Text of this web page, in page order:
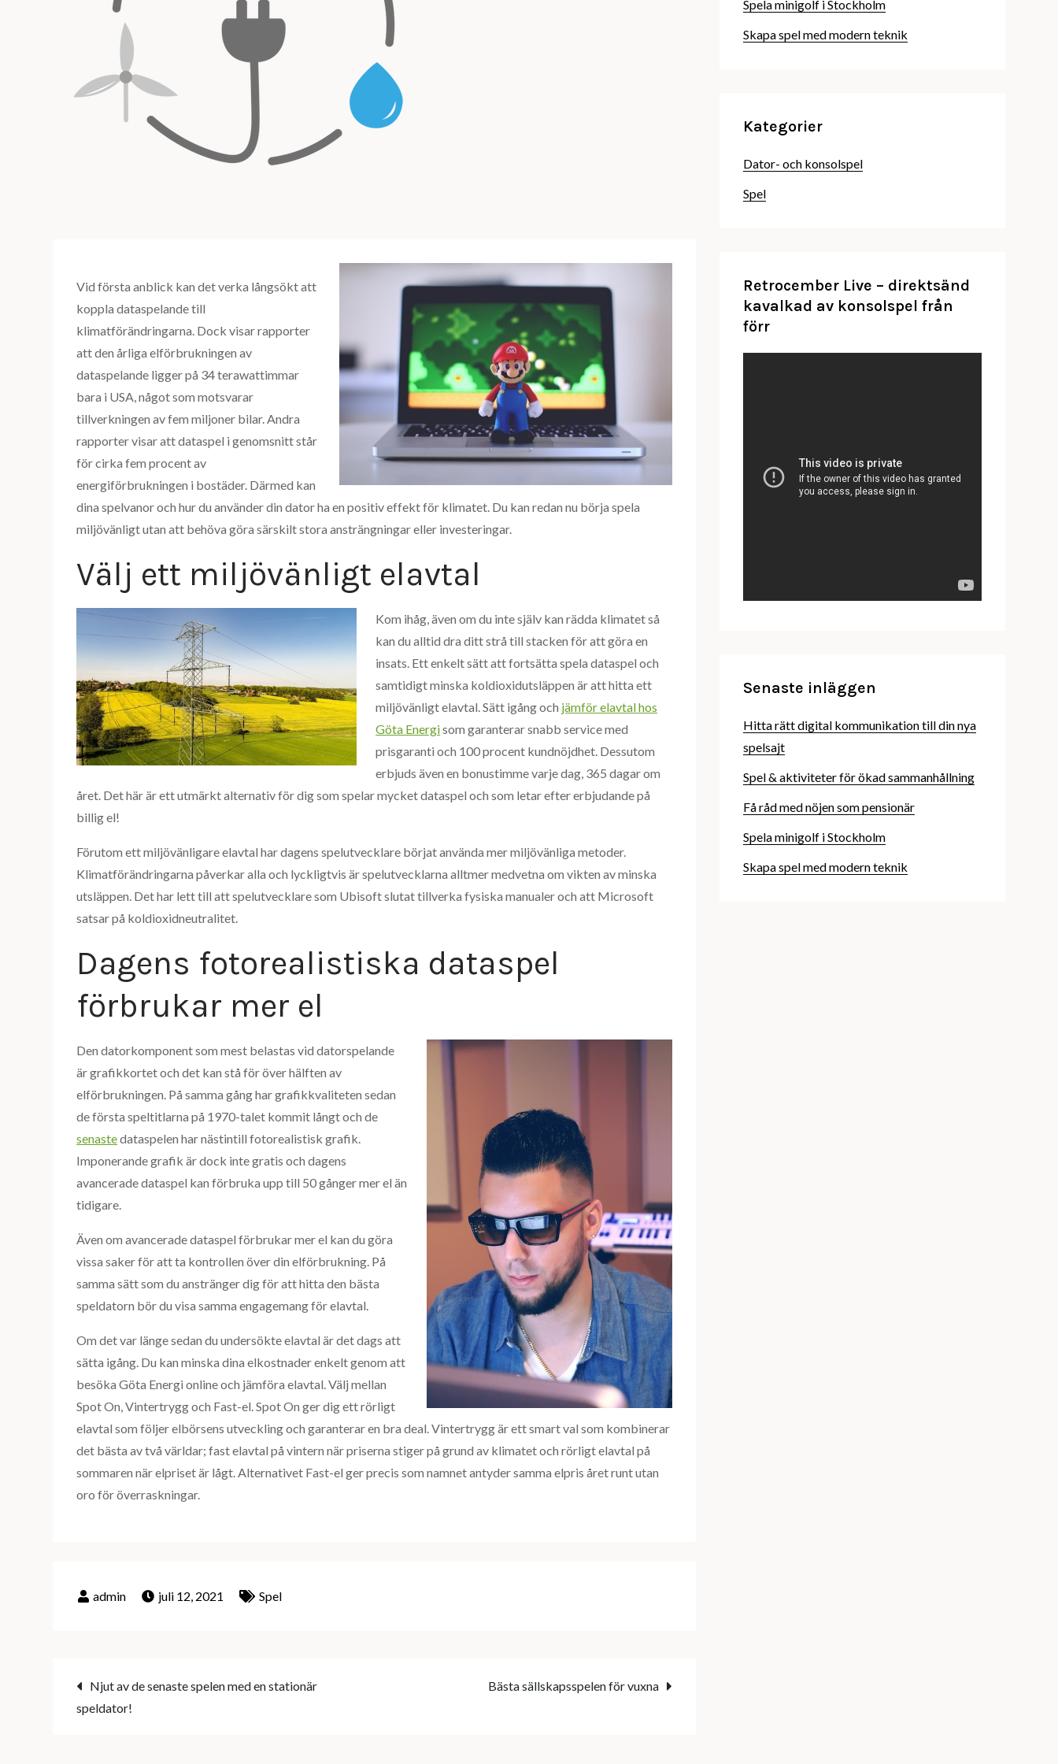
Vid första anblick kan det verka långsökt att
koppla dataspelande till
klimatförändringarna. Dock visar rapporter
att den årliga elförbrukningen av
dataspelande ligger på 34 terawattimmar
bara i USA, något som motsvarar
tillverkningen av fem miljoner bilar. Andra
rapporter visar att dataspel i genomsnitt står
för cirka fem procent av
energiförbrukningen i bostäder. Därmed kan
dina spelvanor och hur du använder din dator ha en positiv effekt för klimatet. Du kan redan nu börja spela
miljövänligt utan att behöva göra särskilt stora ansträngningar eller investeringar.
Välj ett miljövänligt elavtal
Kom ihåg, även om du inte själv kan rädda klimatet så
kan du alltid dra ditt strå till stacken för att göra en
insats. Ett enkelt sätt att fortsätta spela dataspel och
samtidigt minska koldioxidutsläppen är att hitta ett
miljövänligt elavtal. Sätt igång och jämför elavtal hos
Göta Energisom garanterar snabb service med
prisgaranti och 100 procent kundnöjdhet. Dessutom
erbjuds även en bonustimme varje dag, 365 dagar om
året. Det här är ett utmärkt alternativ för dig som spelar mycket dataspel och som letar efter erbjudande på
billig el!
Förutom ett miljövänligare elavtal har dagens spelutvecklare börjat använda mer miljövänliga metoder.
Klimatförändringarna påverkar alla och lyckligtvis är spelutvecklarna alltmer medvetna om vikten av minska
utsläppen. Det har lett till att spelutvecklare som Ubisoft slutat tillverka fysiska manualer och att Microsoft
satsar på koldioxidneutralitet.
Dagens fotorealistiska dataspel
förbrukar mer el
Den datorkomponent som mest belastas vid datorspelande
är grafikkortet och det kan stå för över hälften av
elförbrukningen. På samma gång har grafikkvaliteten sedan
de första speltitlarna på 1970-talet kommit långt och de
senastedataspelen har nästintill fotorealistisk grafik.
Imponerande grafik är dock inte gratis och dagens
avancerade dataspel kan förbruka upp till 50 gånger mer el än
tidigare.
Även om avancerade dataspel förbrukar mer el kan du göra
vissa saker för att ta kontrollen över din elförbrukning. På
samma sätt som du anstränger dig för att hitta den bästa
speldatorn bör du visa samma engagemang för elavtal.
Om det var länge sedan du undersökte elavtal är det dags att
sätta igång. Du kan minska dina elkostnader enkelt genom att
besöka Göta Energi online och jämföra elavtal. Välj mellan
Spot On, Vintertrygg och Fast-el. Spot On ger dig ett rörligt
elavtal som följer elbörsens utveckling och garanterar en bra deal. Vintertrygg är ett smart val som kombinerar
det bästa av två världar; fast elavtal på vintern när priserna stiger på grund av klimatet och rörligt elavtal på
sommaren när elpriset är lågt. Alternativet Fast-el ger precis som namnet antyder samma elpris året runt utan
oro för överraskningar.
juli 12, 2021 Spel
Inläggsnavigering
Njut av de senaste spelen med en stationär
speldator!
Bästa sällskapsspelen för vuxna
Spela minigolf i Stockholm
Skapa spel med modern teknik
Kategorier
Dator- och konsolspel
Spel
Retrocember Live – direktsänd
kavalkad av konsolspel från
förr
Senaste inläggen
Hitta rätt digital kommunikation till din nya
spelsajt
Spel & aktiviteter för ökad sammanhållning
Få råd med nöjen som pensionär
Spela minigolf i Stockholm
Skapa spel med modern teknik